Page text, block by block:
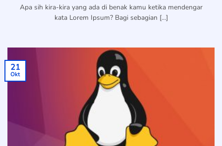
Apa sih kira-kira yang ada di benak kamu ketika mendengar
kata Lorem Ipsum? Bagi sebagian [...]
21
Okt